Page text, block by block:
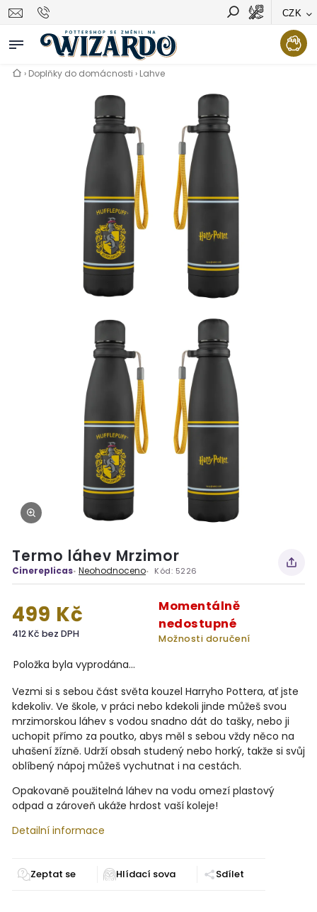
CZK
Vyhledávání Hledat
› Doplňky do domácnosti › Lahve
Termo láhev Mrzimor
Cinereplicas Neohodnoceno Kód: 5226
499 Kč
412 Kč bez DPH
Momentálně
nedostupné
Možnosti doručení
Položka byla vyprodána…
Vezmi si s sebou část světa kouzel Harryho Pottera, ať jste
kdekoliv. Ve škole, v práci nebo kdekoli jinde můžeš svou
mrzimorskou láhev s vodou snadno dát do tašky, nebo ji
uchopit přímo za poutko, abys měl s sebou vždy něco na
uhašení žízně. Udrží obsah studený nebo horký, takže si svůj
oblíbený nápoj můžeš vychutnat i na cestách.
Opakovaně použitelná láhev na vodu omezí plastový
odpad a zároveň ukáže hrdost vaší koleje!
Detailní informace
Zeptat se Sdílet